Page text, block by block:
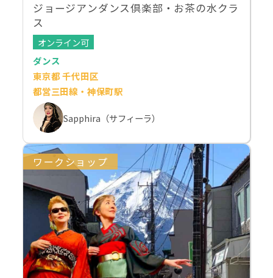
ジョージアンダンス倶楽部・お茶の水クラ
ス
オンライン可
ダンス
東京都 千代田区
都営三田線・神保町駅
Sapphira（サフィーラ）
ワークショップ